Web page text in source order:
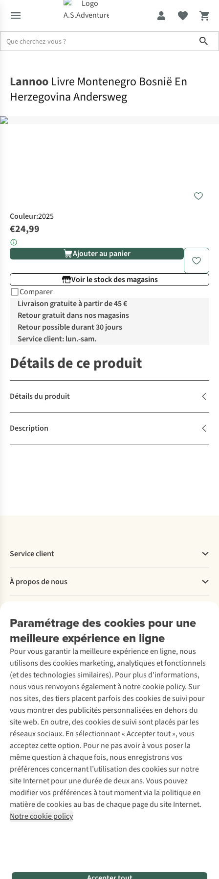
Lannoo Livre Montenegro Bosnië En
Herzegovina Andersweg
Couleur:2025
€24,99
Ajouter au panier
Voir le stock des magasins
Comparer
Livraison gratuite à partir de 45 €
Retour gratuit dans nos magasins
Retour possible durant 30 jours
Service client: lun.-sam.
Détails de ce produit
Détails du produit
Description
Paramétrage des cookies pour une
meilleure expérience en ligne
Pour vous garantir la meilleure expérience en ligne, nous
utilisons des cookies marketing, analytiques et fonctionnels
(et des technologies similaires). Pour plus d'informations,
nous vous renvoyons également à notre cookie policy. Sur
nos sites, des tiers placent parfois des cookies de suivi pour
vous montrer des publicités personnalisées en dehors du
site web. En outre, des cookies de suivi sont placés par les
réseaux sociaux. En sélectionnant « Accepter tout », vous
acceptez cette option. Pour ne pas avoir à vous poser la
même question à chaque fois, nous enregistrons vos
préférences concernant l’utilisation des cookies sur notre
site Internet pour une durée de deux ans. Vous pouvez
modifier vos préférences à tout moment via la politique en
matière de cookies au bas de chaque page du site Internet.
Notre cookie policy
Service client
Commander
Payer
Retourner
Rétractation d'une commande
Entretien & réparations
Garantie
Contactez-nous
À propos de nous
Entreprise responsable
À propos d’Ayacucho
Nos magasins
À propos d’A.S.Adventure
Déclaration d'accessibilité
Location / Location sports d’hiver
Seconde-main
Entretien de ski
Service de lavage
Entretien de chaussures
Réparation de chaussures
Réparation de vêtements
Retouches
Pour les entreprises
Découvrez
A.S.Magazine
Explore Camp
Expertise & conseils
Abonnez-vous à la newsletter
Suivez-nous
Mentions légales
Politique de confidentialité
Conditions générales
Cookie Policy